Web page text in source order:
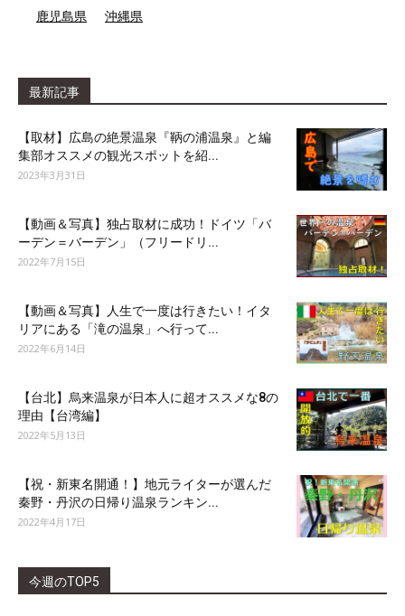
鹿児島県 沖縄県
最新記事
【取材】広島の絶景温泉『鞆の浦温泉』と編
集部オススメの観光スポットを紹...
2023年3月31日
【動画＆写真】独占取材に成功！ドイツ「バ
ーデン＝バーデン」（フリードリ...
2022年7月15日
【動画＆写真】人生で一度は行きたい！イタ
リアにある「滝の温泉」へ行って...
2022年6月14日
【台北】烏来温泉が日本人に超オススメな8の
理由【台湾編】
2022年5月13日
【祝・新東名開通！】地元ライターが選んだ
秦野・丹沢の日帰り温泉ランキン...
2022年4月17日
今週のTOP5